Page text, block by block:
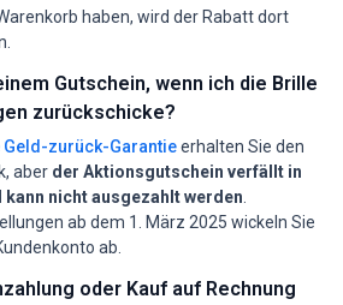
haben, wird der Rabatt dort
Gutschein, wenn ich die Brille
zurückschicke?
Geld-zurück-Garantieerhalten Sie den
aber der Aktionsgutschein verfällt in
kann nicht ausgezahlt werden
ab dem 1. März 2025 wickeln Sie
ab.
oder Kauf auf Rechnung